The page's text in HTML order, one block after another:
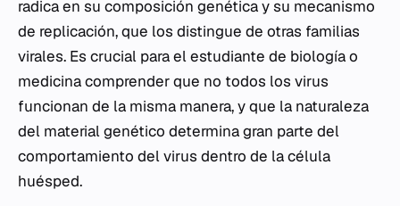
radica en su composición genética y su mecanismo
de replicación, que los distingue de otras familias
virales. Es crucial para el estudiante de biología o
medicina comprender que no todos los virus
funcionan de la misma manera, y que la naturaleza
del material genético determina gran parte del
comportamiento del virus dentro de la célula
huésped.